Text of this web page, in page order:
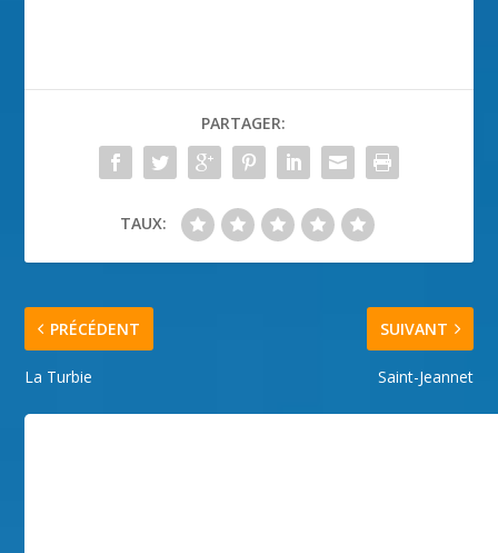
PARTAGER:
TAUX:
PRÉCÉDENT
La Turbie
SUIVANT
Saint-Jeannet